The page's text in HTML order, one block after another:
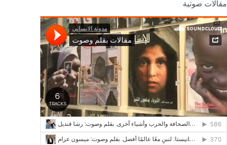
مقالات صوتية